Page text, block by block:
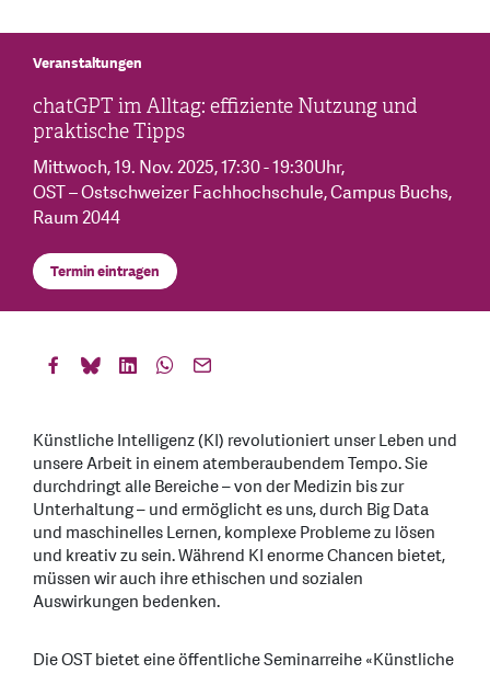
Veranstaltungen
chatGPT im Alltag: effiziente Nutzung und
praktische Tipps
Mittwoch, 19. Nov. 2025, 17:30 - 19:30Uhr,
OST – Ostschweizer Fachhochschule, Campus Buchs,
Raum 2044
Termin eintragen
Künstliche Intelligenz (KI) revolutioniert unser Leben und
unsere Arbeit in einem atemberaubendem Tempo. Sie
durchdringt alle Bereiche – von der Medizin bis zur
Unterhaltung – und ermöglicht es uns, durch Big Data
und maschinelles Lernen, komplexe Probleme zu lösen
und kreativ zu sein. Während KI enorme Chancen bietet,
müssen wir auch ihre ethischen und sozialen
Auswirkungen bedenken.
Die OST bietet eine öffentliche Seminarreihe «Künstliche